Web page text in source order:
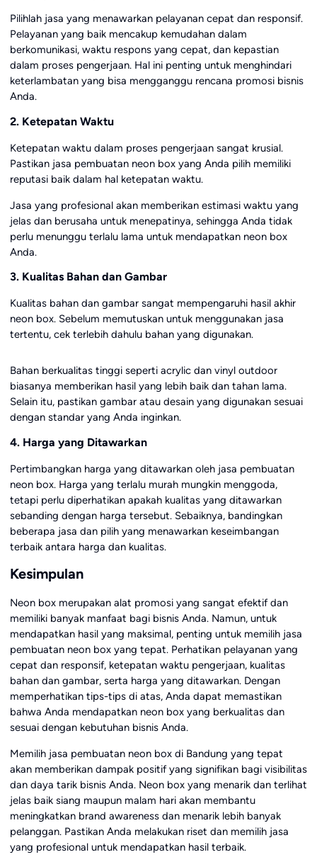
Pilihlah jasa yang menawarkan pelayanan cepat dan responsif.
Pelayanan yang baik mencakup kemudahan dalam
berkomunikasi, waktu respons yang cepat, dan kepastian
dalam proses pengerjaan. Hal ini penting untuk menghindari
keterlambatan yang bisa mengganggu rencana promosi bisnis
Anda.
2. Ketepatan Waktu
Ketepatan waktu dalam proses pengerjaan sangat krusial.
Pastikan jasa pembuatan neon box yang Anda pilih memiliki
reputasi baik dalam hal ketepatan waktu.
Jasa yang profesional akan memberikan estimasi waktu yang
jelas dan berusaha untuk menepatinya, sehingga Anda tidak
perlu menunggu terlalu lama untuk mendapatkan neon box
Anda.
3. Kualitas Bahan dan Gambar
Kualitas bahan dan gambar sangat mempengaruhi hasil akhir
neon box. Sebelum memutuskan untuk menggunakan jasa
tertentu, cek terlebih dahulu bahan yang digunakan.
Bahan berkualitas tinggi seperti acrylic dan vinyl outdoor
biasanya memberikan hasil yang lebih baik dan tahan lama.
Selain itu, pastikan gambar atau desain yang digunakan sesuai
dengan standar yang Anda inginkan.
4. Harga yang Ditawarkan
Pertimbangkan harga yang ditawarkan oleh jasa pembuatan
neon box. Harga yang terlalu murah mungkin menggoda,
tetapi perlu diperhatikan apakah kualitas yang ditawarkan
sebanding dengan harga tersebut. Sebaiknya, bandingkan
beberapa jasa dan pilih yang menawarkan keseimbangan
terbaik antara harga dan kualitas.
Kesimpulan
Neon box merupakan alat promosi yang sangat efektif dan
memiliki banyak manfaat bagi bisnis Anda. Namun, untuk
mendapatkan hasil yang maksimal, penting untuk memilih jasa
pembuatan neon box yang tepat. Perhatikan pelayanan yang
cepat dan responsif, ketepatan waktu pengerjaan, kualitas
bahan dan gambar, serta harga yang ditawarkan. Dengan
memperhatikan tips-tips di atas, Anda dapat memastikan
bahwa Anda mendapatkan neon box yang berkualitas dan
sesuai dengan kebutuhan bisnis Anda.
Memilih jasa pembuatan neon box di Bandung yang tepat
akan memberikan dampak positif yang signifikan bagi visibilitas
dan daya tarik bisnis Anda. Neon box yang menarik dan terlihat
jelas baik siang maupun malam hari akan membantu
meningkatkan brand awareness dan menarik lebih banyak
pelanggan. Pastikan Anda melakukan riset dan memilih jasa
yang profesional untuk mendapatkan hasil terbaik.